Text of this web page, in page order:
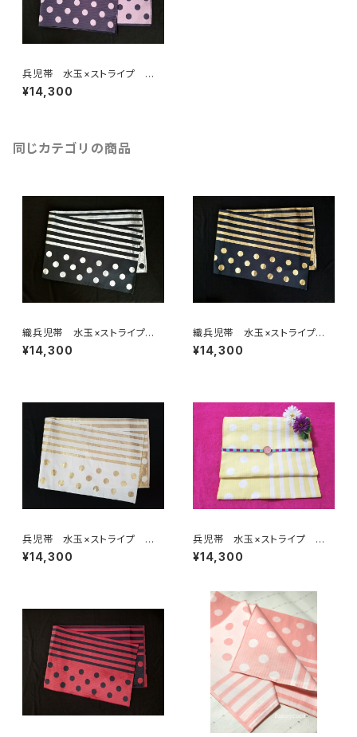
兵児帯 水玉×ストライプ 紫×
薄紫(リバーシブル)
¥14,300
同じカテゴリの商品
織兵児帯 水玉×ストライプ
黒×シルバー(リバーシブル)
¥14,300
織兵児帯 水玉×ストライプ
黒×ゴールド(リバーシブル)
¥14,300
兵児帯 水玉×ストライプ ホ
ワイト×ゴールド(リバーシブル)
¥14,300
兵児帯 水玉×ストライプ ホ
ワイト×イエロー(リバーシブル)
¥14,300